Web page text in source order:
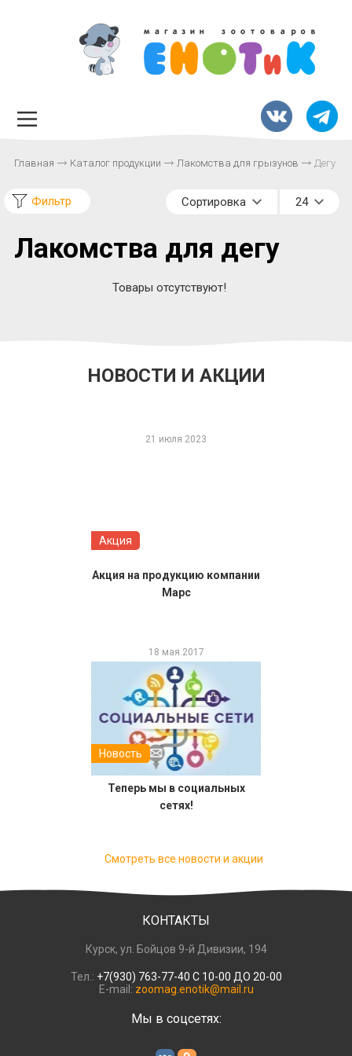
Главная Каталог продукции Лакомства для грызунов Дегу
24
Сортировка
Фильтр
Лакомства для дегу
Товары отсутствуют!
НОВОСТИ И АКЦИИ
21 июля 2023
Акция
Акция на продукцию компании
Марс
18 мая 2017
Новость
Теперь мы в социальных
сетях!
Смотреть все новости и акции
КОНТАКТЫ
Курск, ул. Бойцов 9-й Дивизии, 194
Тел.: +7(930) 763-77-40 С 10-00 ДО 20-00
E-mail: zoomag.enotik@mail.ru
Мы в соцсетях: